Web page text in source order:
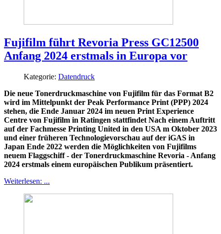
Fujifilm führt Revoria Press GC12500
Anfang 2024 erstmals in Europa vor
Kategorie: Datendruck
Die neue Tonerdruckmaschine von Fujifilm für das Format B2
wird im Mittelpunkt der Peak Performance Print (PPP) 2024
stehen, die Ende Januar 2024 im neuen Print Experience
Centre von Fujifilm in Ratingen stattfindet Nach einem Auftritt
auf der Fachmesse Printing United in den USA m Oktober 2023
und einer früheren Technologievorschau auf der iGAS in
Japan Ende 2022 werden die Möglichkeiten von Fujifilms
neuem Flaggschiff - der Tonerdruckmaschine Revoria - Anfang
2024 erstmals einem europäischen Publikum präsentiert.
Weiterlesen: ...